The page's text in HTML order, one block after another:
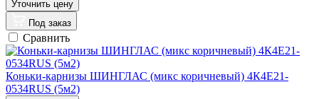
Под заказ
Сравнить
Коньки-карнизы ШИНГЛАС (микс коричневый) 4К4Е21-
0534RUS (5м2)